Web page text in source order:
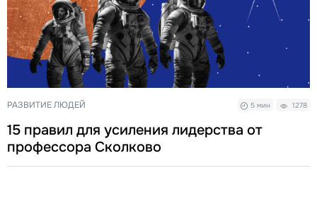
РАЗВИТИЕ ЛЮДЕЙ 5 мин 1278
15 правил для усиления лидерства от
профессора Сколково